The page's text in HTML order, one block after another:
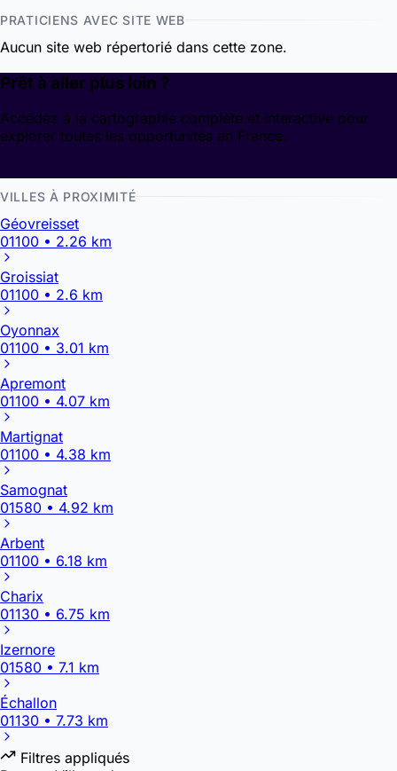
PRATICIENS AVEC SITE WEB
Aucun site web répertorié dans cette zone.
Prêt à aller plus loin ?
Accédez à la cartographie complète et interactive pour
explorer toutes les opportunités en France.
VILLES À PROXIMITÉ
Géovreisset
01100 • 2.26 km
Groissiat
01100 • 2.6 km
Oyonnax
01100 • 3.01 km
Apremont
01100 • 4.07 km
Martignat
01100 • 4.38 km
Samognat
01580 • 4.92 km
Arbent
01100 • 6.18 km
Charix
01130 • 6.75 km
Izernore
01580 • 7.1 km
Échallon
01130 • 7.73 km
Filtres appliqués